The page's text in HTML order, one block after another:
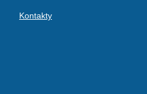
Kontakty